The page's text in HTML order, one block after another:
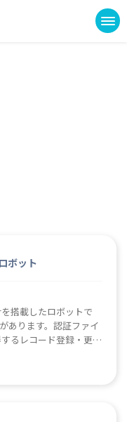
ボット
搭載したロボットで
あります。認証ファイ
るレコード登録・更新
ァイルアップロードフ